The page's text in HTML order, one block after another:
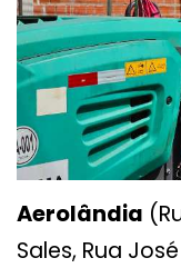
Aerolândia
Sales, Rua